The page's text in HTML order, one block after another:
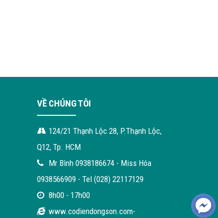
VỀ CHÚNG TÔI
124/21 Thạnh Lộc 28, P.Thạnh Lộc,
Q12, Tp. HCM
Mr Bình 0938186674 - Miss Hóa
0938566909 - Tel (028) 22117129
8h00 - 17h00
www.codiendongson.com-